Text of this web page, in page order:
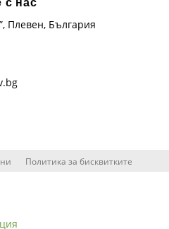
с нас
Плевен, България
Политика за бисквитките